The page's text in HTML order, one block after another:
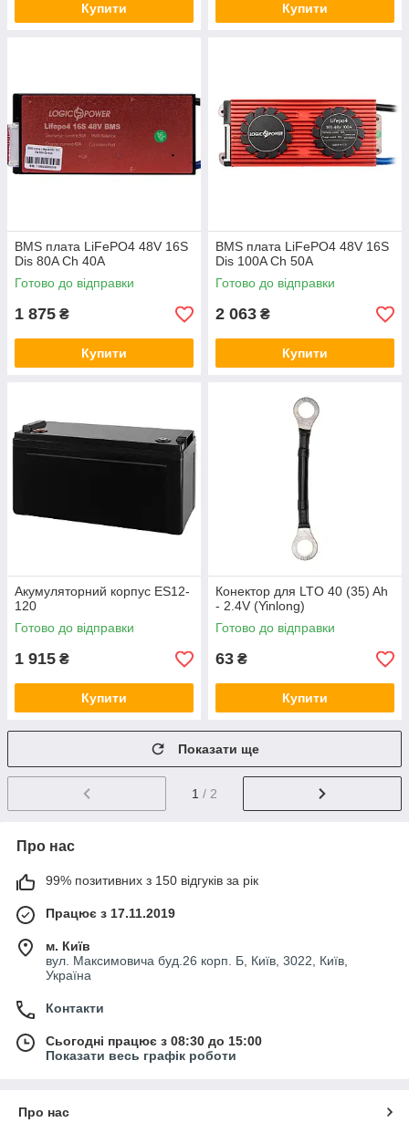
Купити Купити
BMS плата LiFePO4 48V 16S
Dis 80A Ch 40A
Готово до відправки
1 875 ₴
Купити
BMS плата LiFePO4 48V 16S
Dis 100A Ch 50A
Готово до відправки
2 063 ₴
Купити
Акумуляторний корпус ES12-
120
Готово до відправки
1 915 ₴
Купити
Конектор для LTO 40 (35) Ah
- 2.4V (Yinlong)
Готово до відправки
63 ₴
Купити
Показати ще
1 / 2
Про нас
99% позитивних з 150 відгуків за рік
Працює з 17.11.2019
м. Київ
вул. Максимовича буд.26 корп. Б, Київ, 3022, Київ,
Україна
Контакти
Сьогодні працює з 08:30 до 15:00
Показати весь графік роботи
Про нас